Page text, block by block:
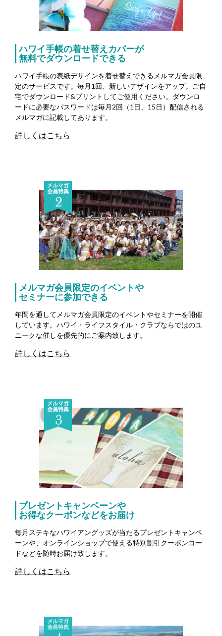
ハワイ手帳の着せ替えカバーが
無料でダウンロードできる
ハワイ手帳の表紙デザインを着せ替えできるメルマガ会員限
定のサービスです。毎月1回、新しいデザインをアップ。ご自
宅でダウンロード&プリントしてご使用ください。ダウンロ
ードに必要なパスワードは毎月2回（1日、15日）配信される
メルマガに記載してあります。
詳しくはこちら
メルマガ会員限定のイベントや
セミナーに参加できる
年間を通してメルマガ会員限定のイベントやセミナーを開催
しています。ハワイ・ライフスタイル・クラブならではのユ
ニークな催しを優先的にご案内致します。
詳しくはこちら
プレゼントキャンペーンや
お得なクーポンなどをお届け
毎月ステキなハワイアングッズが当たるプレゼントキャンペ
ーンや、オンラインショップで使える特別割引クーポンコー
ドなどを随時お届け致します。
詳しくはこちら